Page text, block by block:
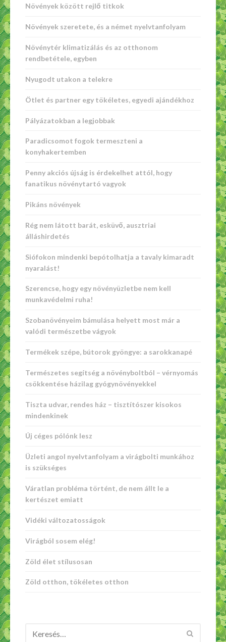
Növények között rejlő titkok
Növények szeretete, és a német nyelvtanfolyam
Növénytér klimatizálás és az otthonom
rendbetétele, egyben
Nyugodt utakon a telekre
Ötlet és partner egy tökéletes, egyedi ajándékhoz
Pályázatokban a legjobbak
Paradicsomot fogok termeszteni a
konyhakertemben
Penny akciós újság is érdekelhet attól, hogy
fanatikus növénytartó vagyok
Pikáns növények
Rég nem látott barát, esküvő, ausztriai
álláshirdetés
Siófokon mindenki bepótolhatja a tavaly kimaradt
nyaralást!
Szerencse, hogy egy növényüzletbe nem kell
munkavédelmi ruha!
Szobanövényeim bámulása helyett most már a
valódi természetbe vágyok
Termékek szépe, bútorok gyöngye: a sarokkanapé
Természetes segítség a növényboltból – vérnyomás
csökkentése házilag gyógynövényekkel
Tiszta udvar, rendes ház – tisztítószer kisokos
mindenkinek
Új céges pólónk lesz
Üzleti angol nyelvtanfolyam a virágbolti munkához
is szükséges
Váratlan probléma történt, de nem állt le a
kertészet emiatt
Vidéki változatosságok
Virágból sosem elég!
Zöld élet stílusosan
Zöld otthon, tökéletes otthon